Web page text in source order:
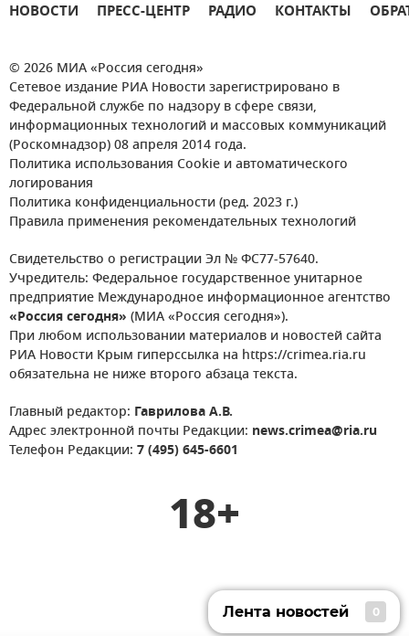
НОВОСТИ ПРЕСС-ЦЕНТР РАДИО КОНТАКТЫ
© 2026 МИА «Россия сегодня»
Сетевое издание РИА Новости зарегистрировано в
Федеральной службе по надзору в сфере связи,
информационных технологий и массовых коммуникаций
(Роскомнадзор) 08 апреля 2014 года.
Политика использования Cookie и автоматического
логирования
Политика конфиденциальности (ред. 2023 г.)
Правила применения рекомендательных технологий
Свидетельство о регистрации Эл № ФС77-57640.
Учредитель: Федеральное государственное унитарное
предприятие Международное информационное агентство
«Россия сегодня» (МИА «Россия сегодня»).
При любом использовании материалов и новостей сайта
РИА Новости Крым гиперссылка на https://crimea.ria.ru
обязательна не ниже второго абзаца текста.
Главный редактор: Гаврилова А.В.
Адрес электронной почты Редакции: news.crimea@ria.ru
Телефон Редакции: 7 (495) 645-6601
18+
Лента новостей 0